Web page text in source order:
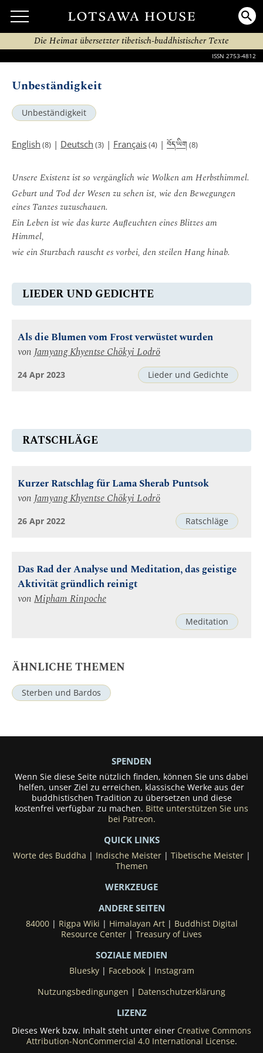
Die Heimat übersetzter tibetisch-buddhistischer Texte
ISSN 2753-4812
Unbeständigkeit
Unbeständigkeit
English (8) | Deutsch (3) | Français(4) | བོད་ཡིག (8)
Unsere Existenz ist so vergänglich wie Wolken am Herbsthimmel.
Geburt und Tod der Wesen zu sehen ist, wie den Bewegungen
eines Tanzes zuzuschauen.
Ein Leben ist wie das kurze Auﬂeuchten eines Blitzes am
Himmel,
wie ein Sturzbach rauscht es vorbei, den steilen Hang hinab.
LIEDER UND GEDICHTE
Als die Blumen vom Frost verwüstet wurden
vonJamyang Khyentse Chökyi Lodrö
Lieder und Gedichte
24 Apr 2023
RATSCHLÄGE
Kurzer Ratschlag für Lama Sherab Puntsok
vonJamyang Khyentse Chökyi Lodrö
Ratschläge
26 Apr 2022
Das Rad der Analyse und Meditation, das geistige
Aktivität gründlich reinigt
von Mipham Rinpoche
Meditation
ÄHNLICHE THEMEN
Sterben und Bardos
SPENDEN
Wenn Sie diese Seite nützlich finden, können Sie uns dabei
helfen, unser Ziel zu erreichen, klassische Werke aus der
buddhistischen Tradition zu übersetzen und diese
kostenfrei verfügbar zu machen. Bitte unterstützen Sie uns
bei Patreon.
QUICK LINKS
Worte des Buddha | Indische Meister| Tibetische Meister|
Themen
WERKZEUGE
ANDERE SEITEN
84000| Rigpa Wiki | Himalayan Art| Buddhist Digital
Resource Center | Treasury of Lives
SOZIALE MEDIEN
Bluesky| Facebook| Instagram
Nutzungsbedingungen | Datenschutzerklärung
LIZENZ
Dieses Werk bzw. Inhalt steht unter einer Creative Commons
Attribution-NonCommercial 4.0 International License.